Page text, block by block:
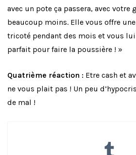
avec un pote ça passera, avec votre
beaucoup moins. Elle vous offre une
tricoté pendant des mois et vous lui
parfait pour faire la poussière ! »
Quatrième réaction : Etre cash et
ne vous plait pas ! Un peu
de mal !